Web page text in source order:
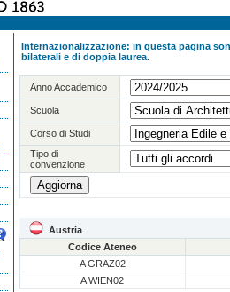
Internazionalizzazione: in questa pagina
bilaterali e di doppia laurea.
Anno Accademico
Scuola
Corso di Studi
Tipo di
convenzione
Austria
Codice Ateneo
A GRAZ02
A WIEN02